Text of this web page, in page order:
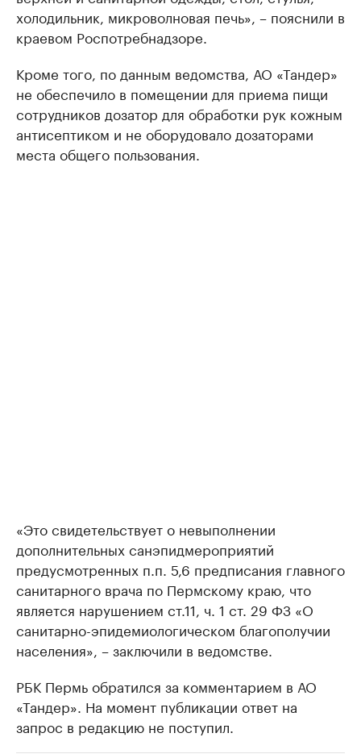
холодильник, микроволновая печь», – пояснили в
краевом Роспотребнадзоре.
Кроме того, по данным ведомства, АО «Тандер»
не обеспечило в помещении для приема пищи
сотрудников дозатор для обработки рук кожным
антисептиком и не оборудовало дозаторами
места общего пользования.
«Это свидетельствует о невыполнении
дополнительных санэпидмероприятий
предусмотренных п.п. 5,6 предписания главного
санитарного врача по Пермскому краю, что
является нарушением ст.11, ч. 1 ст. 29 ФЗ «О
санитарно-эпидемиологическом благополучии
населения», – заключили в ведомстве.
РБК Пермь обратился за комментарием в АО
«Тандер». На момент публикации ответ на
запрос в редакцию не поступил.